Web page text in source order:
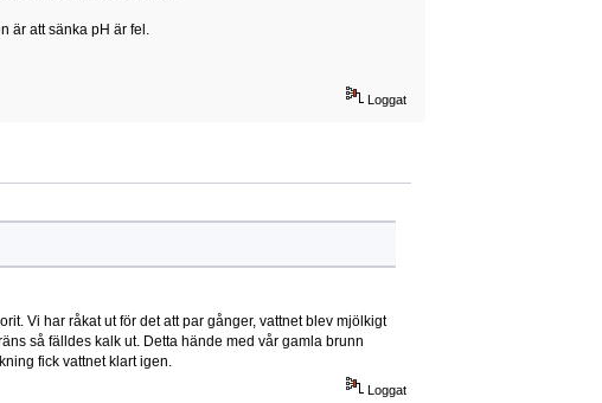
är att sänka pH är fel.
Loggat
Vi har råkat ut för det att par gånger, vattnet blev mjölkigt
så fälldes kalk ut. Detta hände med vår gamla brunn
fick vattnet klart igen.
Loggat